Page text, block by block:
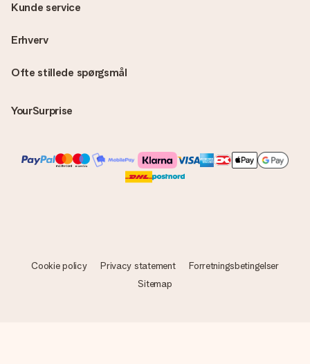
Ofte stillede spørgsmål
YourSurprise
Kunde service
Erhverv
Cookie policy Privacy statement
Forretningsbetingelser
Sitemap